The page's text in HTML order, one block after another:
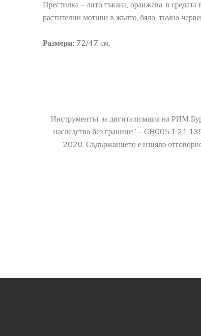
Престилка – лито тъкана, оранжева, в средата
растителни мотиви в жълто, бяло, тъмно
Размери: 72/47 см.
Инструментът за дигитализация на РИМ
наследство без граници” –
2020. Съдържанието е изцяло